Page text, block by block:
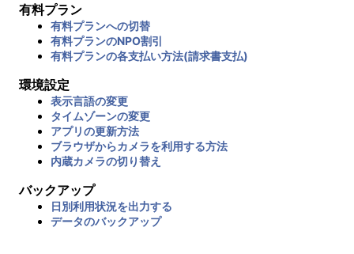
有料プラン
有料プランへの切替
有料プランのNPO割引
有料プランの各支払い方法(請求書支払)
環境設定
表示言語の変更
タイムゾーンの変更
アプリの更新方法
ブラウザからカメラを利用する方法
内蔵カメラの切り替え
バックアップ
日別利用状況を出力する
データのバックアップ